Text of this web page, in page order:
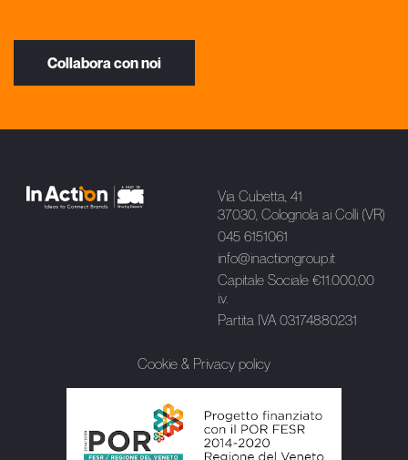
Collabora con noi
Via Cubetta, 41
37030, Colognola ai Colli (VR)
045 6151061
info@inactiongroup.it
Capitale Sociale €11.000,00
i.v.
Partita IVA 03174880231
Cookie & Privacy policy